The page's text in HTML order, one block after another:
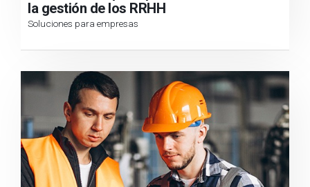
la gestión de los RRHH
Soluciones para empresas